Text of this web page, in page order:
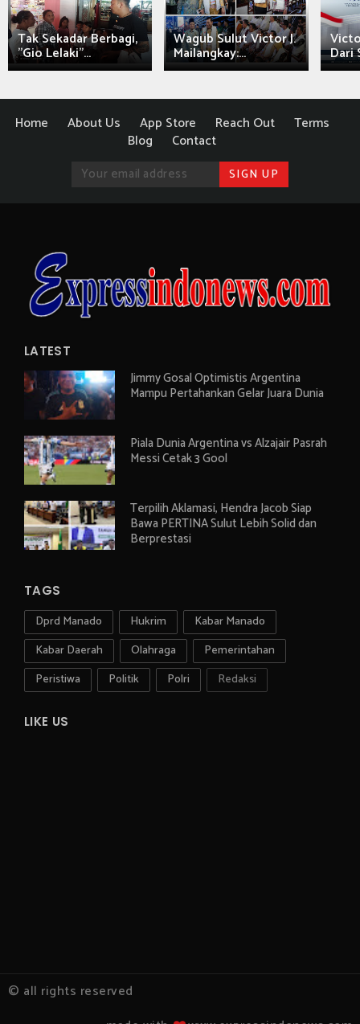
Tak Sekadar Berbagi,
"Gio Lelaki"...
Wagub Sulut Victor J.
Mailangkay:... Dari
Home About Us App Store Reach Out
Terms
Blog
Contact
LATEST
Jimmy Gosal Optimistis Argentina
Mampu Pertahankan Gelar Juara Dunia
Piala Dunia Argentina vs Alzajair Pasrah
Messi Cetak 3 Gool
Terpilih Aklamasi, Hendra Jacob Siap
Bawa PERTINA Sulut Lebih Solid dan
Berprestasi
TAGS
Dprd Manado Hukrim
Kabar Manado
Kabar Daerah
Olahraga
Pemerintahan
Peristiwa
Politik Polri Redaksi
LIKE US
© all rights reserved